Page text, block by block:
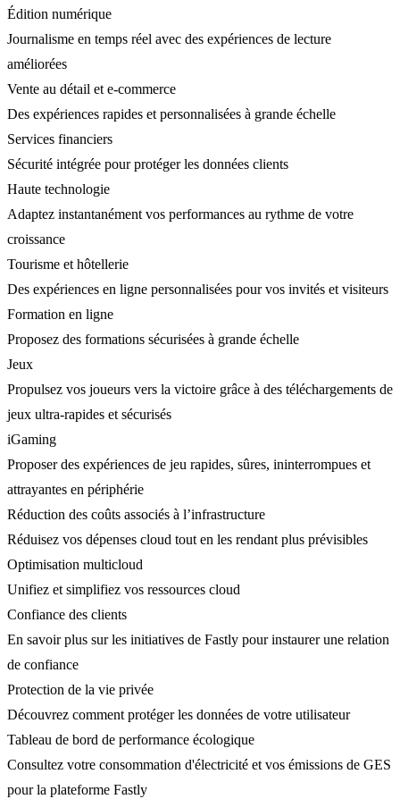
Édition numérique
Journalisme en temps réel avec des expériences de lecture
améliorées
Vente au détail et e-commerce
Des expériences rapides et personnalisées à grande échelle
Services financiers
Sécurité intégrée pour protéger les données clients
Haute technologie
Adaptez instantanément vos performances au rythme de votre
croissance
Tourisme et hôtellerie
Des expériences en ligne personnalisées pour vos invités et visiteurs
Formation en ligne
Proposez des formations sécurisées à grande échelle
Jeux
Propulsez vos joueurs vers la victoire grâce à des téléchargements de
jeux ultra-rapides et sécurisés
iGaming
Proposer des expériences de jeu rapides, sûres, ininterrompues et
attrayantes en périphérie
Réduction des coûts associés à l’infrastructure
Réduisez vos dépenses cloud tout en les rendant plus prévisibles
Optimisation multicloud
Unifiez et simplifiez vos ressources cloud
Confiance des clients
En savoir plus sur les initiatives de Fastly pour instaurer une relation
de confiance
Protection de la vie privée
Découvrez comment protéger les données de votre utilisateur
Tableau de bord de performance écologique
Consultez votre consommation d'électricité et vos émissions de GES
pour la plateforme Fastly